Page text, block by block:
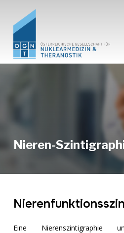
Nieren-
Eine Nierenszintigraphie